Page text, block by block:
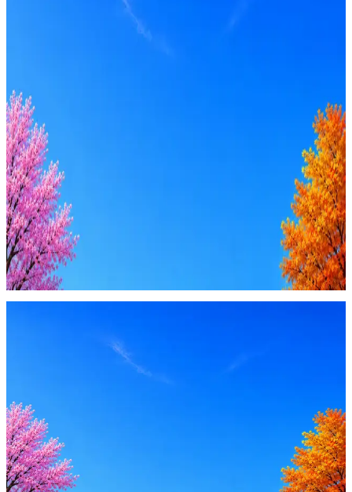
Оффер быстрее с Эйч
Будьте осторожны: если работодатель просит войти через
Google, iCloud или Госуслуги, прислать код или пароль,
запустить ПО или перевести деньги — это мошенники.
Жмите Пожаловаться
Стратегия поиска с AI: рынки, позиции, вилка, каналы